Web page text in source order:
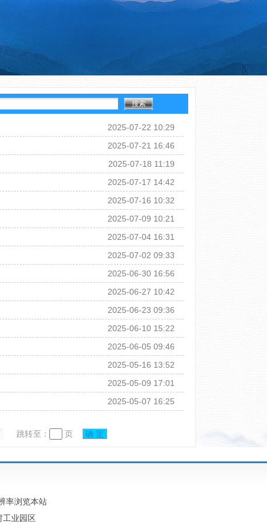
2025-07-22 10:29
2025-07-21 16:46
2025-07-18 11:19
2025-07-17 14:42
2025-07-16 10:32
2025-07-09 10:21
2025-07-04 16:31
2025-07-02 09:33
2025-06-30 16:56
2025-06-27 10:42
2025-06-23 09:36
2025-06-10 15:22
2025-06-05 09:46
2025-05-16 13:52
2025-05-09 17:01
2025-05-07 16:25
跳转至： 页 确 定
率浏览本站
工业园区